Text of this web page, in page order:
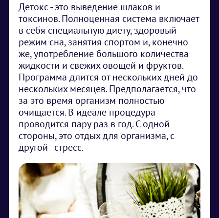
Детокс - это выведение шлаков и
токсинов. Полноценная система включает
в себя специальную диету, здоровый
режим сна, занятия спортом и, конечно
же, употребление большого количества
жидкости и свежих овощей и фруктов.
Программа длится от нескольких дней до
нескольких месяцев. Предполагается, что
за это время организм полностью
очищается. В идеале процедура
проводится пару раз в год. С одной
стороны, это отдых для организма, с
другой - стресс.